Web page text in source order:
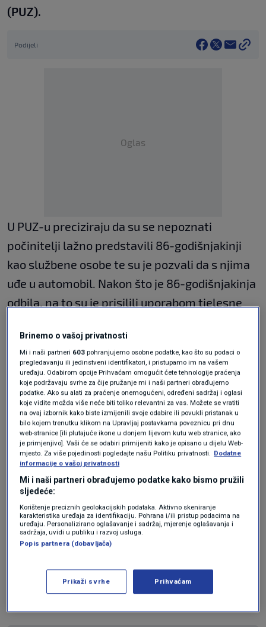
(PUZ).
Podijeli
Oglas
U PUZ-u preciziraju da su se nepoznati
počinitelji lažno predstavili 86-godišnjakinji
kao službene osobe te su je pozvali da s njima
uđe u automobil. Nakon što je 86-godišnjakinja
odbila, na to su je prisilili uporabom tjelesne
bankomatu podignuli novac.
Žrtvi su potom vratili novčanik te je pustili iz
automobila i pobjegli.
Policija ističe da žena nije ozlijeđena te da je u
tijeku kriminalističko istraživanje zbog sumnje
u počinjenje kaznenih djela protupravnog
oduzimanja slobode, razbojništva i računalne
prijevare.
N1 pratite putem aplikacija
Android|iPhone/iPadi društvenih
Twitter |Facebook Instagram
Brinemo o vašoj privatnosti
Mi i naši partneri 603 pohranjujemo osobne podatke, kao što su podaci o
pregledavanju ili jedinstveni identifikatori, i pristupamo im na vašem
uređaju. Odabirom opcije Prihvaćam omogućit ćete tehnologije praćenja
koje podržavaju svrhe za čije pružanje mi i naši partneri obrađujemo
podatke. Ako su alati za praćenje onemogućeni, određeni sadržaj i oglasi
koje vidite možda više neće biti toliko relevantni za vas. Možete se vratiti
na ovaj izbornik kako biste izmijenili svoje odabire ili povukli pristanak u
bilo kojem trenutku klikom na Upravljaj postavkama poveznicu pri dnu
web-stranice [ili plutajuće ikone u donjem lijevom kutu web stranice, ako
je primjenjivo]. Vaši će se odabiri primijeniti kako je opisano u dijelu Web-
mjesto. Za više pojedinosti pogledajte našu Politiku privatnosti. Dodatne
informacije o vašoj privatnosti
Mi i naši partneri obrađujemo podatke kako bismo pružili
sljedeće:
Korištenje preciznih geolokacijskih podataka. Aktivno skeniranje
karakteristika uređaja za identifikaciju. Pohrana i/ili pristup podacima na
uređaju. Personalizirano oglašavanje i sadržaj, mjerenje oglašavanja i
sadržaja, uvidi u publiku i razvoj usluga.
Popis partnera (dobavljača)
Prikaži svrhe Prihvaćam